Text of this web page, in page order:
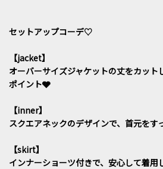
セットアップコーデ♡
【jacket】
オーバーサイズジャケットの丈をカット
ポイント🩶
【inner】
スクエアネックのデザインで、首元をす
【skirt】
インナーショーツ付きで、安心して着用